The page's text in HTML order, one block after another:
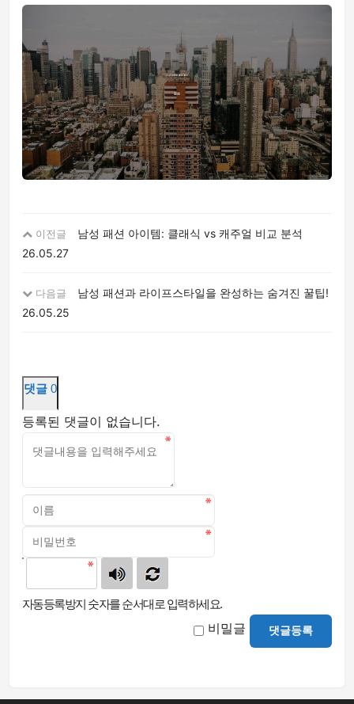
이전글
남성 패션 아이템: 클래식 vs 캐주얼 비교 분석
26.05.27
다음글
남성 패션과 라이프스타일을 완성하는 숨겨진 꿀팁!
26.05.25
댓글 0
등록된 댓글이 없습니다.
자동등록방지 숫자를 순서대로 입력하세요.
비밀글 댓글등록